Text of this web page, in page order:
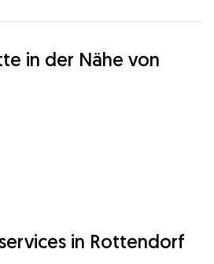
in der Nähe von
in Rottendorf